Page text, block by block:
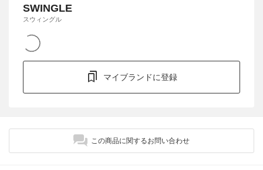
SWINGLE
スウィングル
マイブランドに登録
この商品に関するお問い合わせ